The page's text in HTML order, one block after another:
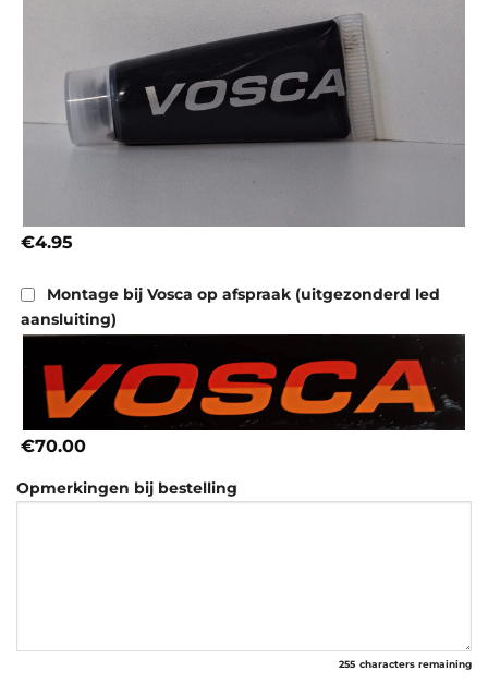
€4.95
Montage bij Vosca op afspraak (uitgezonderd led
aansluiting)
€70.00
Opmerkingen bij bestelling
255 characters remaining